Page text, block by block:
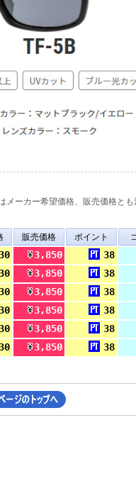
メーカー希望価格、販売価格と
販売価格 ポイント
3,850 38
3,850 38
3,850 38
3,850 38
3,850 38
3,850 38